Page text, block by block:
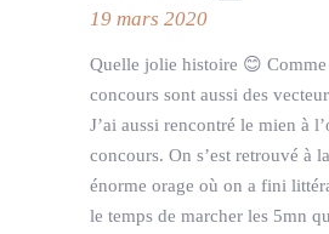
19 mars 2020
Quelle jolie histoire 😊
concours sont aussi des
J’ai aussi rencontré le mien à
concours. On s’est retrouvé à
énorme orage où on a fini
le temps de marcher les 5mn